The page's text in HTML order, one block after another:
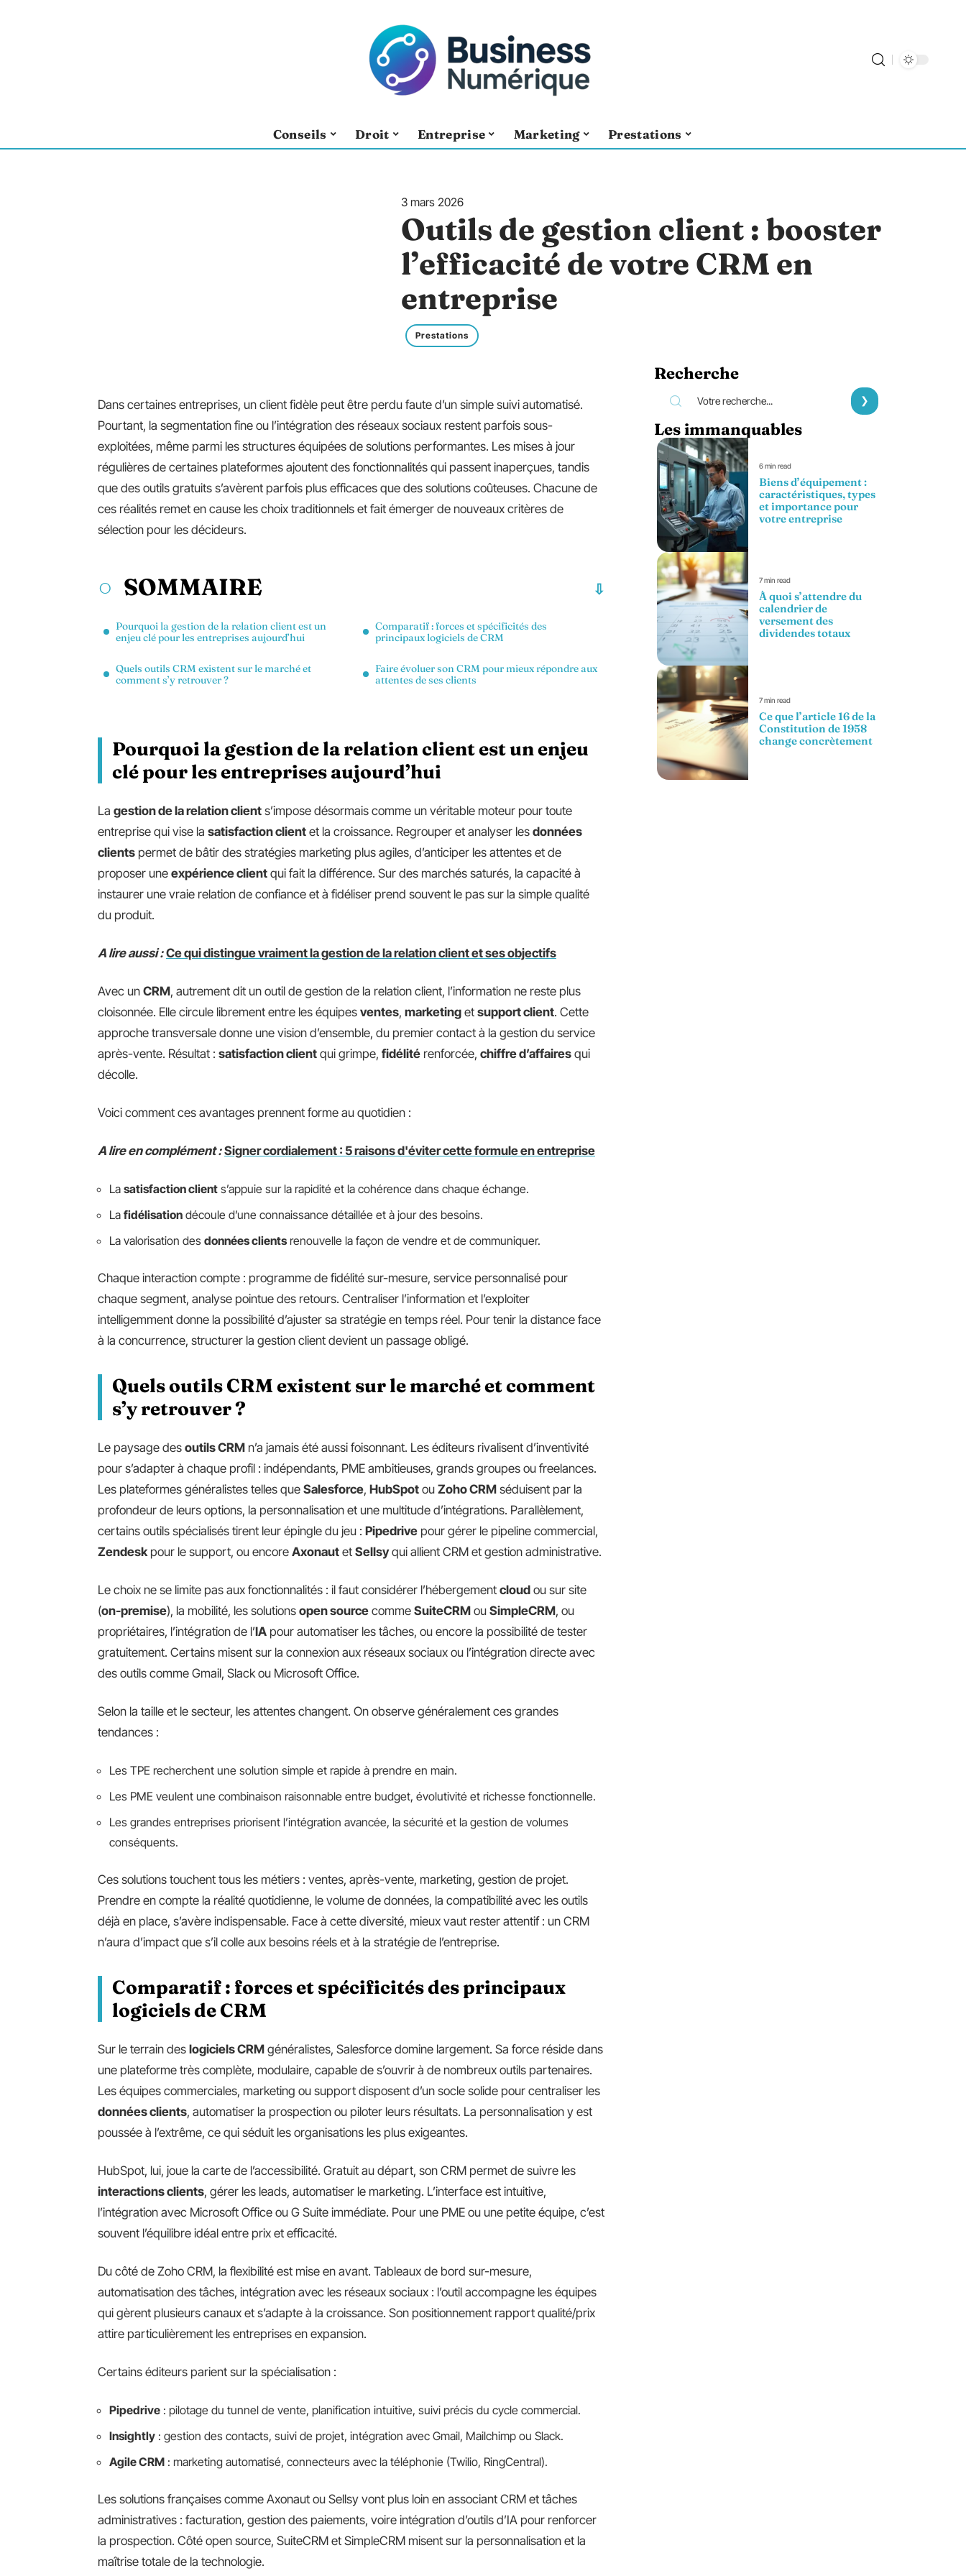
Conseils Droit Entreprise Marketing Prestations
3 mars 2026
Outils de gestion client : booster
l’efficacité de votre CRM en
entreprise
Prestations
Dans certaines entreprises, un client fidèle peut être perdu faute d’un simple suivi automatisé.
Pourtant, la segmentation fine ou l’intégration des réseaux sociaux restent parfois sous-
exploitées, même parmi les structures équipées de solutions performantes. Les mises à jour
régulières de certaines plateformes ajoutent des fonctionnalités qui passent inaperçues, tandis
que des outils gratuits s’avèrent parfois plus efficaces que des solutions coûteuses. Chacune de
ces réalités remet en cause les choix traditionnels et fait émerger de nouveaux critères de
sélection pour les décideurs.
SOMMAIRE
Pourquoi la gestion de la relation client est un
enjeu clé pour les entreprises aujourd’hui
Quels outils CRM existent sur le marché et
comment s’y retrouver ?
Comparatif : forces et spécificités des
principaux logiciels de CRM
Faire évoluer son CRM pour mieux répondre aux
attentes de ses clients
Pourquoi la gestion de la relation client est un enjeu
clé pour les entreprises aujourd’hui
La gestion de la relation client s’impose désormais comme un véritable moteur pour toute
entreprise qui vise la satisfaction client et la croissance. Regrouper et analyser les données
clients permet de bâtir des stratégies marketing plus agiles, d’anticiper les attentes et de
proposer une expérience client qui fait la différence. Sur des marchés saturés, la capacité à
instaurer une vraie relation de confiance et à fidéliser prend souvent le pas sur la simple qualité
du produit.
A lire aussi : Ce qui distingue vraiment la gestion de la relation client et ses objectifs
Avec un CRM, autrement dit un outil de gestion de la relation client, l’information ne reste plus
cloisonnée. Elle circule librement entre les équipes ventes, marketing et support client. Cette
approche transversale donne une vision d’ensemble, du premier contact à la gestion du service
après-vente. Résultat : satisfaction client qui grimpe, fidélité renforcée, chiffre d’affaires qui
décolle.
Voici comment ces avantages prennent forme au quotidien :
A lire en complément : Signer cordialement : 5 raisons d'éviter cette formule en entreprise
La satisfaction client s’appuie sur la rapidité et la cohérence dans chaque échange.
La fidélisation découle d’une connaissance détaillée et à jour des besoins.
La valorisation des données clients renouvelle la façon de vendre et de communiquer.
Chaque interaction compte : programme de fidélité sur-mesure, service personnalisé pour
chaque segment, analyse pointue des retours. Centraliser l’information et l’exploiter
intelligemment donne la possibilité d’ajuster sa stratégie en temps réel. Pour tenir la distance face
à la concurrence, structurer la gestion client devient un passage obligé.
Quels outils CRM existent sur le marché et comment
s’y retrouver ?
Le paysage des outils CRM n’a jamais été aussi foisonnant. Les éditeurs rivalisent d’inventivité
pour s’adapter à chaque profil : indépendants, PME ambitieuses, grands groupes ou freelances.
Les plateformes généralistes telles que Salesforce, HubSpot ou Zoho CRM séduisent par la
profondeur de leurs options, la personnalisation et une multitude d’intégrations. Parallèlement,
certains outils spécialisés tirent leur épingle du jeu : Pipedrive pour gérer le pipeline commercial,
Zendesk pour le support, ou encore Axonaut et Sellsyqui allient CRM et gestion administrative.
Le choix ne se limite pas aux fonctionnalités : il faut considérer l’hébergement cloud ou sur site
(on-premise), la mobilité, les solutions open source comme SuiteCRM ou SimpleCRM, ou
propriétaires, l’intégration de l’IA pour automatiser les tâches, ou encore la possibilité de tester
gratuitement. Certains misent sur la connexion aux réseaux sociaux ou l’intégration directe avec
des outils comme Gmail, Slack ou Microsoft Office.
Selon la taille et le secteur, les attentes changent. On observe généralement ces grandes
tendances :
Les TPE recherchent une solution simple et rapide à prendre en main.
Les PME veulent une combinaison raisonnable entre budget, évolutivité et richesse fonctionnelle.
Les grandes entreprises priorisent l’intégration avancée, la sécurité et la gestion de volumes
conséquents.
Ces solutions touchent tous les métiers : ventes, après-vente, marketing, gestion de projet.
Prendre en compte la réalité quotidienne, le volume de données, la compatibilité avec les outils
déjà en place, s’avère indispensable. Face à cette diversité, mieux vaut rester attentif : un CRM
n’aura d’impact que s’il colle aux besoins réels et à la stratégie de l’entreprise.
Comparatif : forces et spécificités des principaux
logiciels de CRM
Sur le terrain des logiciels CRM généralistes, Salesforce domine largement. Sa force réside dans
une plateforme très complète, modulaire, capable de s’ouvrir à de nombreux outils partenaires.
Les équipes commerciales, marketing ou support disposent d’un socle solide pour centraliser les
données clients, automatiser la prospection ou piloter leurs résultats. La personnalisation y est
poussée à l’extrême, ce qui séduit les organisations les plus exigeantes.
HubSpot, lui, joue la carte de l’accessibilité. Gratuit au départ, son CRM permet de suivre les
interactions clients, gérer les leads, automatiser le marketing. L’interface est intuitive,
l’intégration avec Microsoft Office ou G Suite immédiate. Pour une PME ou une petite équipe, c’est
souvent l’équilibre idéal entre prix et efficacité.
Du côté de Zoho CRM, la flexibilité est mise en avant. Tableaux de bord sur-mesure,
automatisation des tâches, intégration avec les réseaux sociaux : l’outil accompagne les équipes
qui gèrent plusieurs canaux et s’adapte à la croissance. Son positionnement rapport qualité/prix
attire particulièrement les entreprises en expansion.
Certains éditeurs parient sur la spécialisation :
Pipedrive : pilotage du tunnel de vente, planification intuitive, suivi précis du cycle commercial.
Insightly : gestion des contacts, suivi de projet, intégration avec Gmail, Mailchimp ou Slack.
Agile CRM : marketing automatisé, connecteurs avec la téléphonie (Twilio, RingCentral).
Les solutions françaises comme Axonaut ou Sellsy vont plus loin en associant CRM et tâches
administratives : facturation, gestion des paiements, voire intégration d’outils d’IA pour renforcer
la prospection. Côté open source, SuiteCRM et SimpleCRM misent sur la personnalisation et la
maîtrise totale de la technologie.
Recherche
Les immanquables
6 min read
Biens d’équipement :
caractéristiques, types
et importance pour
votre entreprise
7 min read
À quoi s’attendre du
calendrier de
versement des
dividendes totaux
7 min read
Ce que l’article 16 de la
Constitution de 1958
change concrètement